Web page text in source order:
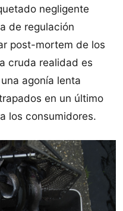
negligente
de regulación
post-mortem de los
cruda realidad es
agonía lenta
en un último
los consumidores.